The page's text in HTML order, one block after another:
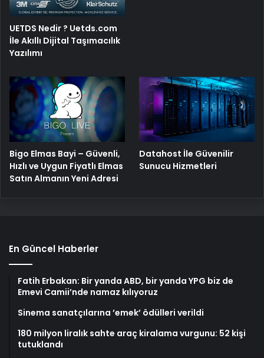
UETDS Nedir ? Uetds.com
İle Akıllı Dijital Taşımacılık
Yazılımı
Bigo Elmas Bayi – Güvenli,
Hızlı ve Uygun Fiyatlı Elmas
Satın Almanın Yeni Adresi
Datahost İle Güvenilir
Sunucu Hizmetleri
En Güncel Haberler
Fatih Erbakan: Bir yanda ABD, bir yanda YPG biz de
Emevi Camii’nde namaz kılıyoruz
Sinema sanatçılarına ’emek’ ödülleri verildi
180 milyon liralık sahte araç kiralama vurgunu: 52 kişi
tutuklandı